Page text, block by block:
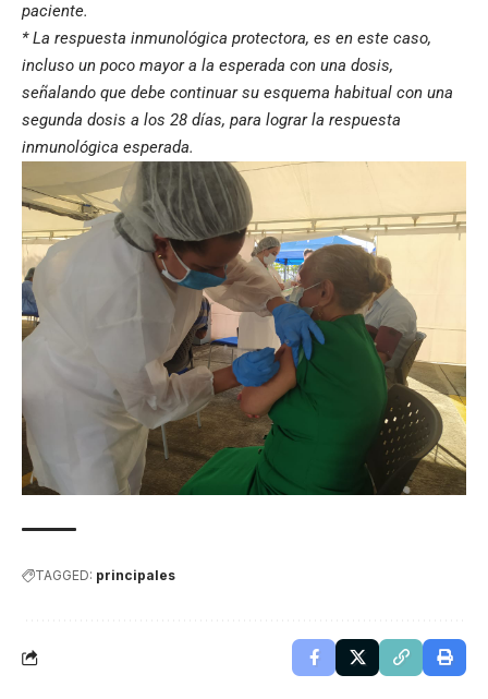
paciente.
* La respuesta inmunológica protectora, es en este caso,
incluso un poco mayor a la esperada con una dosis,
señalando que debe continuar su esquema habitual con una
segunda dosis a los 28 días, para lograr la respuesta
inmunológica esperada.
TAGGED: principales